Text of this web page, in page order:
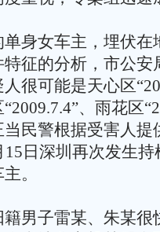
身女车主，埋伏在
征的分析，市公安
很可能是天心区
、雨花区
民警根据受害人提
日深圳再次发生
。
男子雷某、朱某很